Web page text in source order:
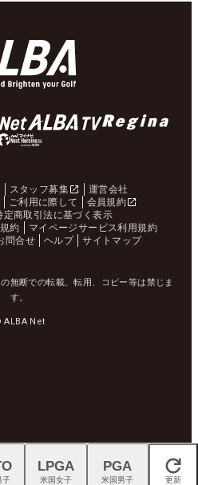
スタッフ募集
運営会社
ご利用に際して
会員規約
定商取引法に基づく表示
約
マイページサービス利用規約
問合せ ヘルプ サイトマップ
無断での転載、転用、コピー等は禁じま
す。
ALBA Net
閉じる
子
LPGA
米国女子
PGA
米国男子 更新